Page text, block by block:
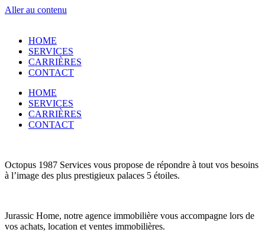
Aller au contenu
HOME
SERVICES
CARRIÈRES
CONTACT
HOME
SERVICES
CARRIÈRES
CONTACT
Octopus 1987 Services vous propose de répondre à tout vos besoins
à l’image des plus prestigieux palaces 5 étoiles.
Jurassic Home, notre agence immobilière vous accompagne lors de
vos achats, location et ventes immobilières.